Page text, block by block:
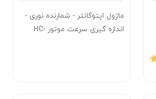
ماژول اپتوکانتر - شمارنده نوری -
اندازه گیری سرعت موتور HC-